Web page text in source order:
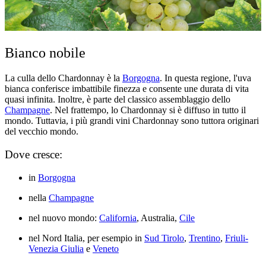
Bianco nobile
La culla dello Chardonnay è la Borgogna. In questa regione, l'uva
bianca conferisce imbattibile finezza e consente une durata di vita
quasi infinita. Inoltre, è parte del classico assemblaggio dello
Champagne. Nel frattempo, lo Chardonnay si è diffuso in tutto il
mondo. Tuttavia, i più grandi vini Chardonnay sono tuttora originari
del vecchio mondo.
Dove cresce:
in Borgogna
nella Champagne
nel nuovo mondo: California, Australia, Cile
nel Nord Italia, per esempio in Sud Tirolo, Trentino, Friuli-
Venezia Giulia e Veneto